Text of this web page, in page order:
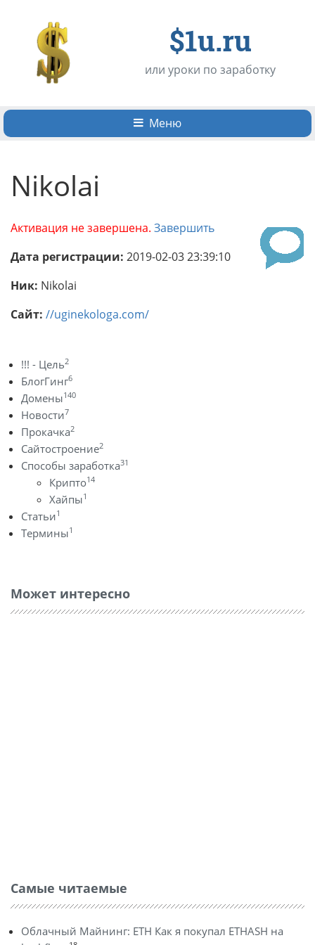
$1u.ru
или уроки по заработку
Меню
Nikolai
Активация не завершена. Завершить
Дата регистрации: 2019-02-03 23:39:10
Ник: Nikolai
Сайт: //uginekologa.com/
!!! - Цель2
БлогГинг6
Домены140
Новости7
Прокачка2
Сайтостроение2
Способы заработка31
Крипто14
Хайпы1
Статьи1
Термины1
Может интересно
Самые читаемые
Облачный Майнинг: ETH Как я покупал ETHASH на